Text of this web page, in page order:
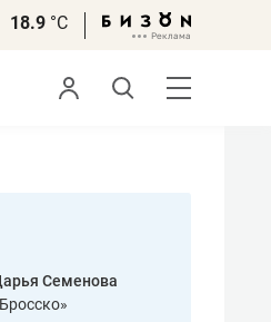
18.9 °С
Семенова